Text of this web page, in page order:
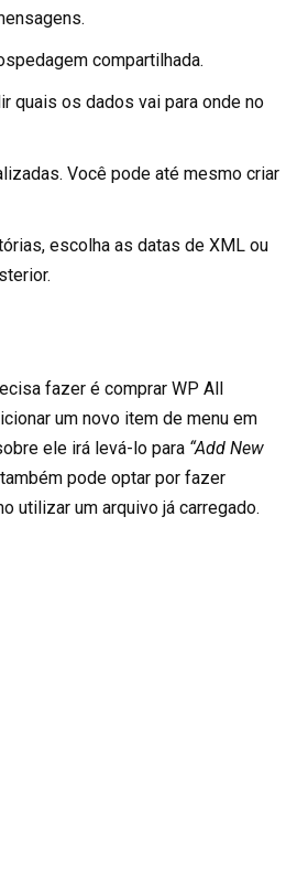
compartilhada.
quais os dados vai para onde no
Você pode até mesmo criar
escolha as datas de XML ou
fazer é comprar WP All
um novo item de menu em
ele irá levá-lo para “Add New
pode optar por fazer
utilizar um arquivo já carregado.